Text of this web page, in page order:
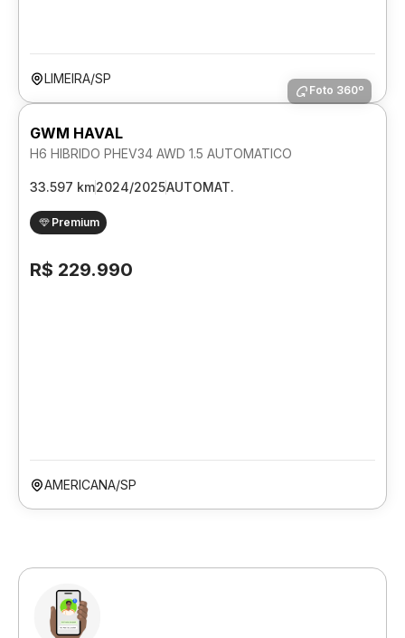
LIMEIRA/SP
Foto 360º
GWM HAVAL
H6 HIBRIDO PHEV34 AWD 1.5 AUTOMATICO
33.597 km2024/2025AUTOMAT.
Premium
R$ 229.990
AMERICANA/SP